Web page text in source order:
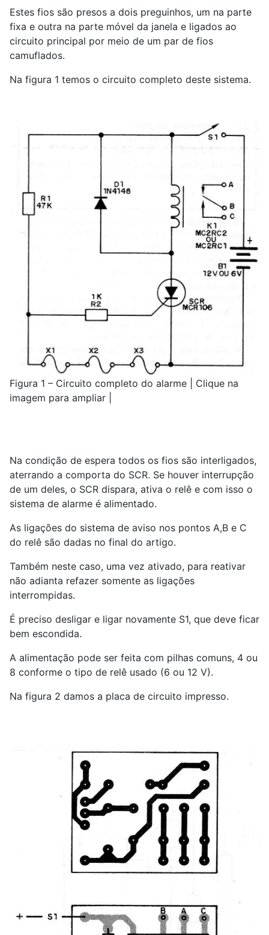
Estes fios são presos a dois preguinhos, um na parte
fixa e outra na parte móvel da janela e ligados ao
circuito principal por meio de um par de fios
camuflados.
Na figura 1 temos o circuito completo deste sistema.
Figura 1 – Circuito completo do alarme | Clique na
imagem para ampliar |
Na condição de espera todos os fios são interligados,
aterrando a comporta do SCR. Se houver interrupção
de um deles, o SCR dispara, ativa o relê e com isso o
sistema de alarme é alimentado.
As ligações do sistema de aviso nos pontos A,B e C
do relê são dadas no final do artigo.
Também neste caso, uma vez ativado, para reativar
não adianta refazer somente as ligações
interrompidas.
É preciso desligar e ligar novamente S1, que deve ficar
bem escondida.
A alimentação pode ser feita com pilhas comuns, 4 ou
8 conforme o tipo de relê usado (6 ou 12 V).
Na figura 2 damos a placa de circuito impresso.